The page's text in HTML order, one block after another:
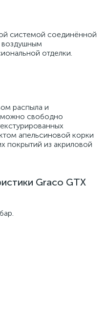
системой соединённой
отделки.
распыла и
можно свободно
апельсиновой корки
покрытий из акриловой
Graco GTX